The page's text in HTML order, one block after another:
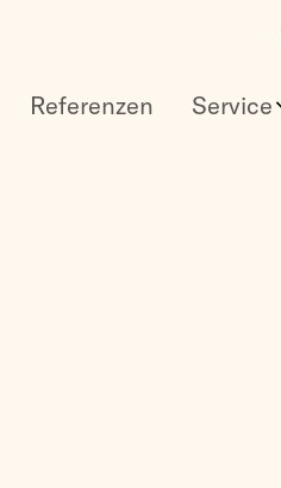
Referenzen Service